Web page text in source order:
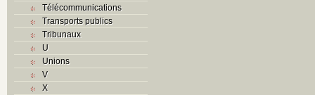
Télécommunications
Transports publics
Tribunaux
U
Unions
V
X